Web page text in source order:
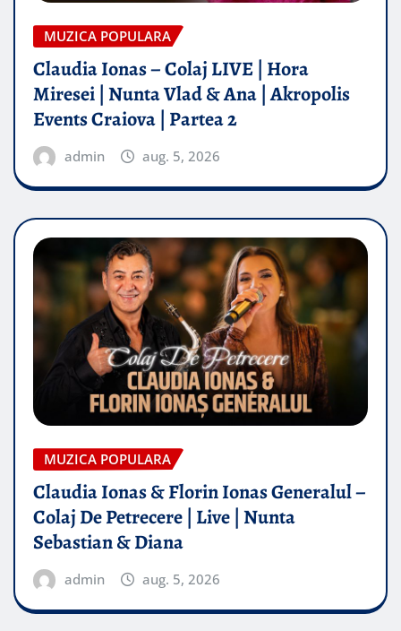
MUZICA POPULARA
Claudia Ionas – Colaj LIVE | Hora
Miresei | Nunta Vlad & Ana | Akropolis
Events Craiova | Partea 2
admin aug. 5, 2026
MUZICA POPULARA
Claudia Ionas & Florin Ionas Generalul –
Colaj De Petrecere | Live | Nunta
Sebastian & Diana
admin aug. 5, 2026